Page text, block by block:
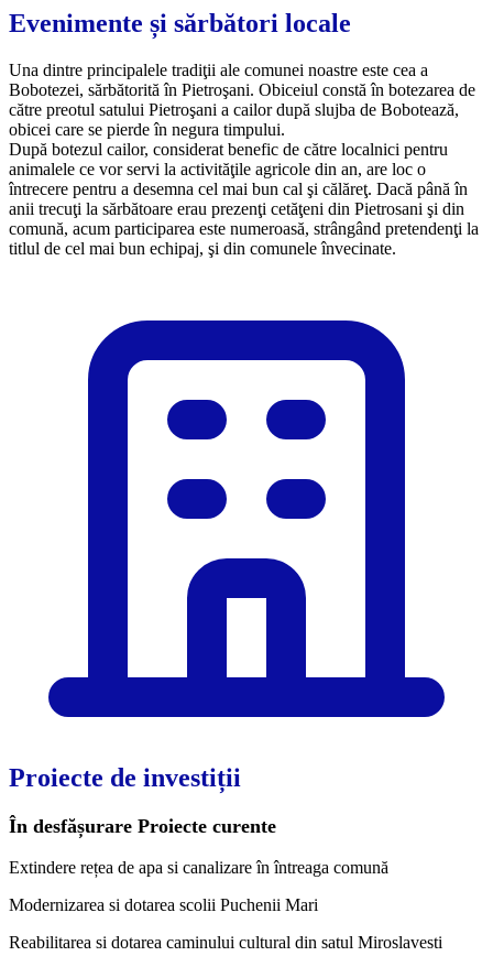
Evenimente și sărbători locale
Una dintre principalele tradiţii ale comunei noastre este cea a
Bobotezei, sărbătorită în Pietroşani. Obiceiul constă în botezarea de
către preotul satului Pietroşani a cailor după slujba de Bobotează,
obicei care se pierde în negura timpului.
După botezul cailor, considerat benefic de către localnici pentru
animalele ce vor servi la activităţile agricole din an, are loc o
întrecere pentru a desemna cel mai bun cal şi călăreţ. Dacă până în
anii trecuţi la sărbătoare erau prezenţi cetăţeni din Pietrosani şi din
comună, acum participarea este numeroasă, strângând pretendenţi la
titlul de cel mai bun echipaj, şi din comunele învecinate.
Proiecte de investiții
În desfășurare Proiecte curente
Extindere rețea de apa si canalizare în întreaga comună
Modernizarea si dotarea scolii Puchenii Mari
Reabilitarea si dotarea caminului cultural din satul Miroslavesti